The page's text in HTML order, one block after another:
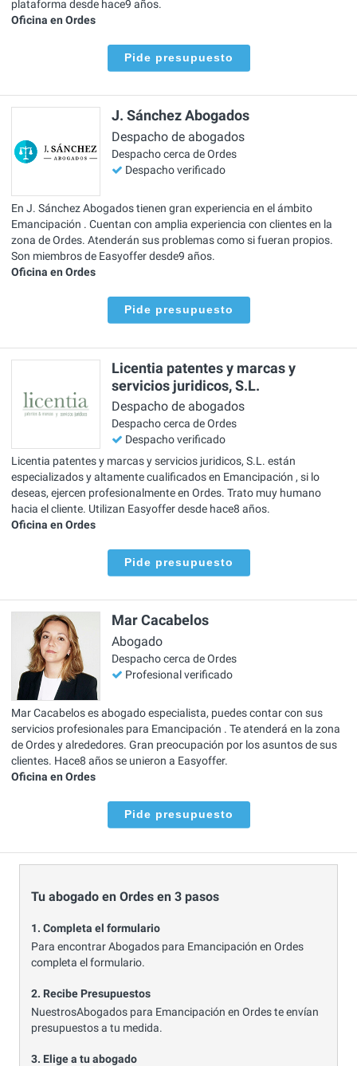
plataforma desde hace9 años.
Oficina en Ordes
Pide presupuesto
J. Sánchez Abogados
Despacho de abogados
Despacho cerca de Ordes
Despacho verificado
En J. Sánchez Abogados tienen gran experiencia en el ámbito
Emancipación . Cuentan con amplia experiencia con clientes en la
zona de Ordes. Atenderán sus problemas como si fueran propios.
Son miembros de Easyoffer desde9 años.
Oficina en Ordes
Pide presupuesto
Licentia patentes y marcas y
servicios juridicos, S.L.
Despacho de abogados
Despacho cerca de Ordes
Despacho verificado
Licentia patentes y marcas y servicios juridicos, S.L. están
especializados y altamente cualificados en Emancipación , si lo
deseas, ejercen profesionalmente en Ordes. Trato muy humano
hacia el cliente. Utilizan Easyoffer desde hace8 años.
Oficina en Ordes
Pide presupuesto
Mar Cacabelos
Abogado
Despacho cerca de Ordes
Profesional verificado
Mar Cacabelos es abogado especialista, puedes contar con sus
servicios profesionales para Emancipación . Te atenderá en la zona
de Ordes y alrededores. Gran preocupación por los asuntos de sus
clientes. Hace8 años se unieron a Easyoffer.
Oficina en Ordes
Pide presupuesto
Tu abogado en Ordes en 3 pasos
1. Completa el formulario
Para encontrar Abogados para Emancipación en Ordes
completa el formulario.
2. Recibe Presupuestos
NuestrosAbogados para Emancipación en Ordes te envían
presupuestos a tu medida.
3. Elige a tu abogado